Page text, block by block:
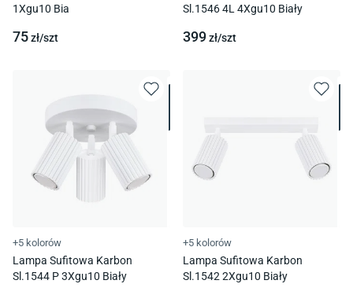
1Xgu10 Bia
75zł/szt
Sl.1546 4L 4Xgu10 Biały
399zł/szt
+5 kolorów
Lampa Sufitowa Karbon
Sl.1544 P 3Xgu10 Biały
+5 kolorów
Lampa Sufitowa Karbon
Sl.1542 2Xgu10 Biały